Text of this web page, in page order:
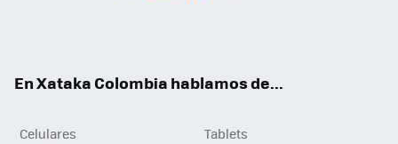
En Xataka Colombia hablamos de...
Celulares
Tablets